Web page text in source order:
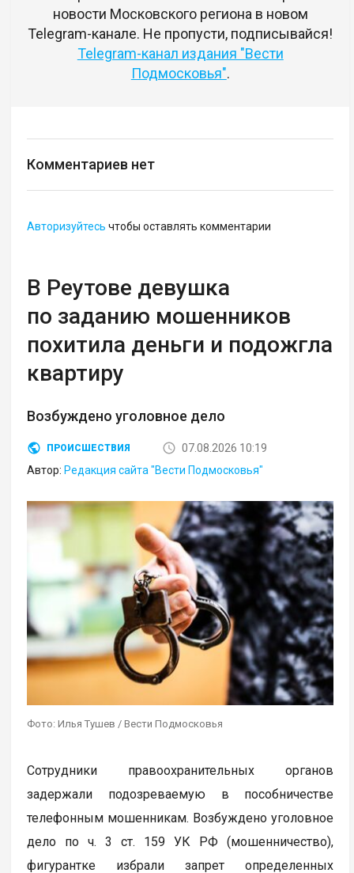
новости Московского региона в новом
Telegram-канале. Не пропусти, подписывайся!
Telegram-канал издания "Вести
Подмосковья".
Комментариев нет
Авторизуйтесь чтобы оставлять комментарии
В Реутове девушка
по заданию мошенников
похитила деньги и подожгла
квартиру
Возбуждено уголовное дело
ПРОИСШЕСТВИЯ
07.08.2026 10:19
Автор: Редакция сайта "Вести Подмосковья"
Фото: Илья Тушев / Вести Подмосковья
Сотрудники правоохранительных органов
задержали подозреваемую в пособничестве
телефонным мошенникам. Возбуждено уголовное
дело по ч. 3 ст. 159 УК РФ (мошенничество),
фигурантке избрали запрет определенных